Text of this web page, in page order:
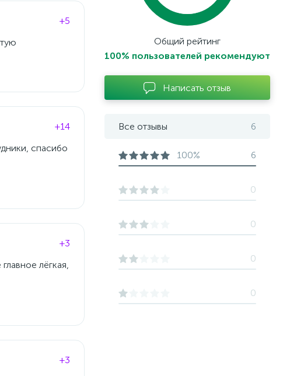
+5
+14
спасибо
+3
лёгкая,
+3
Общий рейтинг
100% пользователей рекомендуют
Написать отзыв
Все отзывы 6
100% 6
0
0
0
0